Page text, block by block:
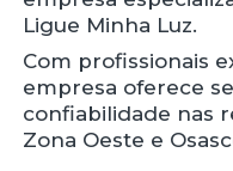
Ligue Minha Luz.
Com profissionais
empresa oferece
confiabilidade nas
Zona Oeste e